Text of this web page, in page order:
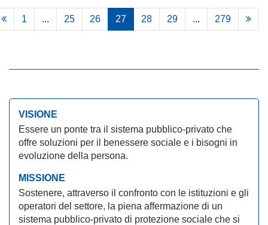
1 ... 25 26 27 28 29 ... 279
VISIONE
Essere un ponte tra il sistema pubblico-privato che
offre soluzioni per il benessere sociale e i bisogni in
evoluzione della persona.
MISSIONE
Sostenere, attraverso il confronto con le istituzioni e gli
operatori del settore, la piena affermazione di un
sistema pubblico-privato di protezione sociale che si